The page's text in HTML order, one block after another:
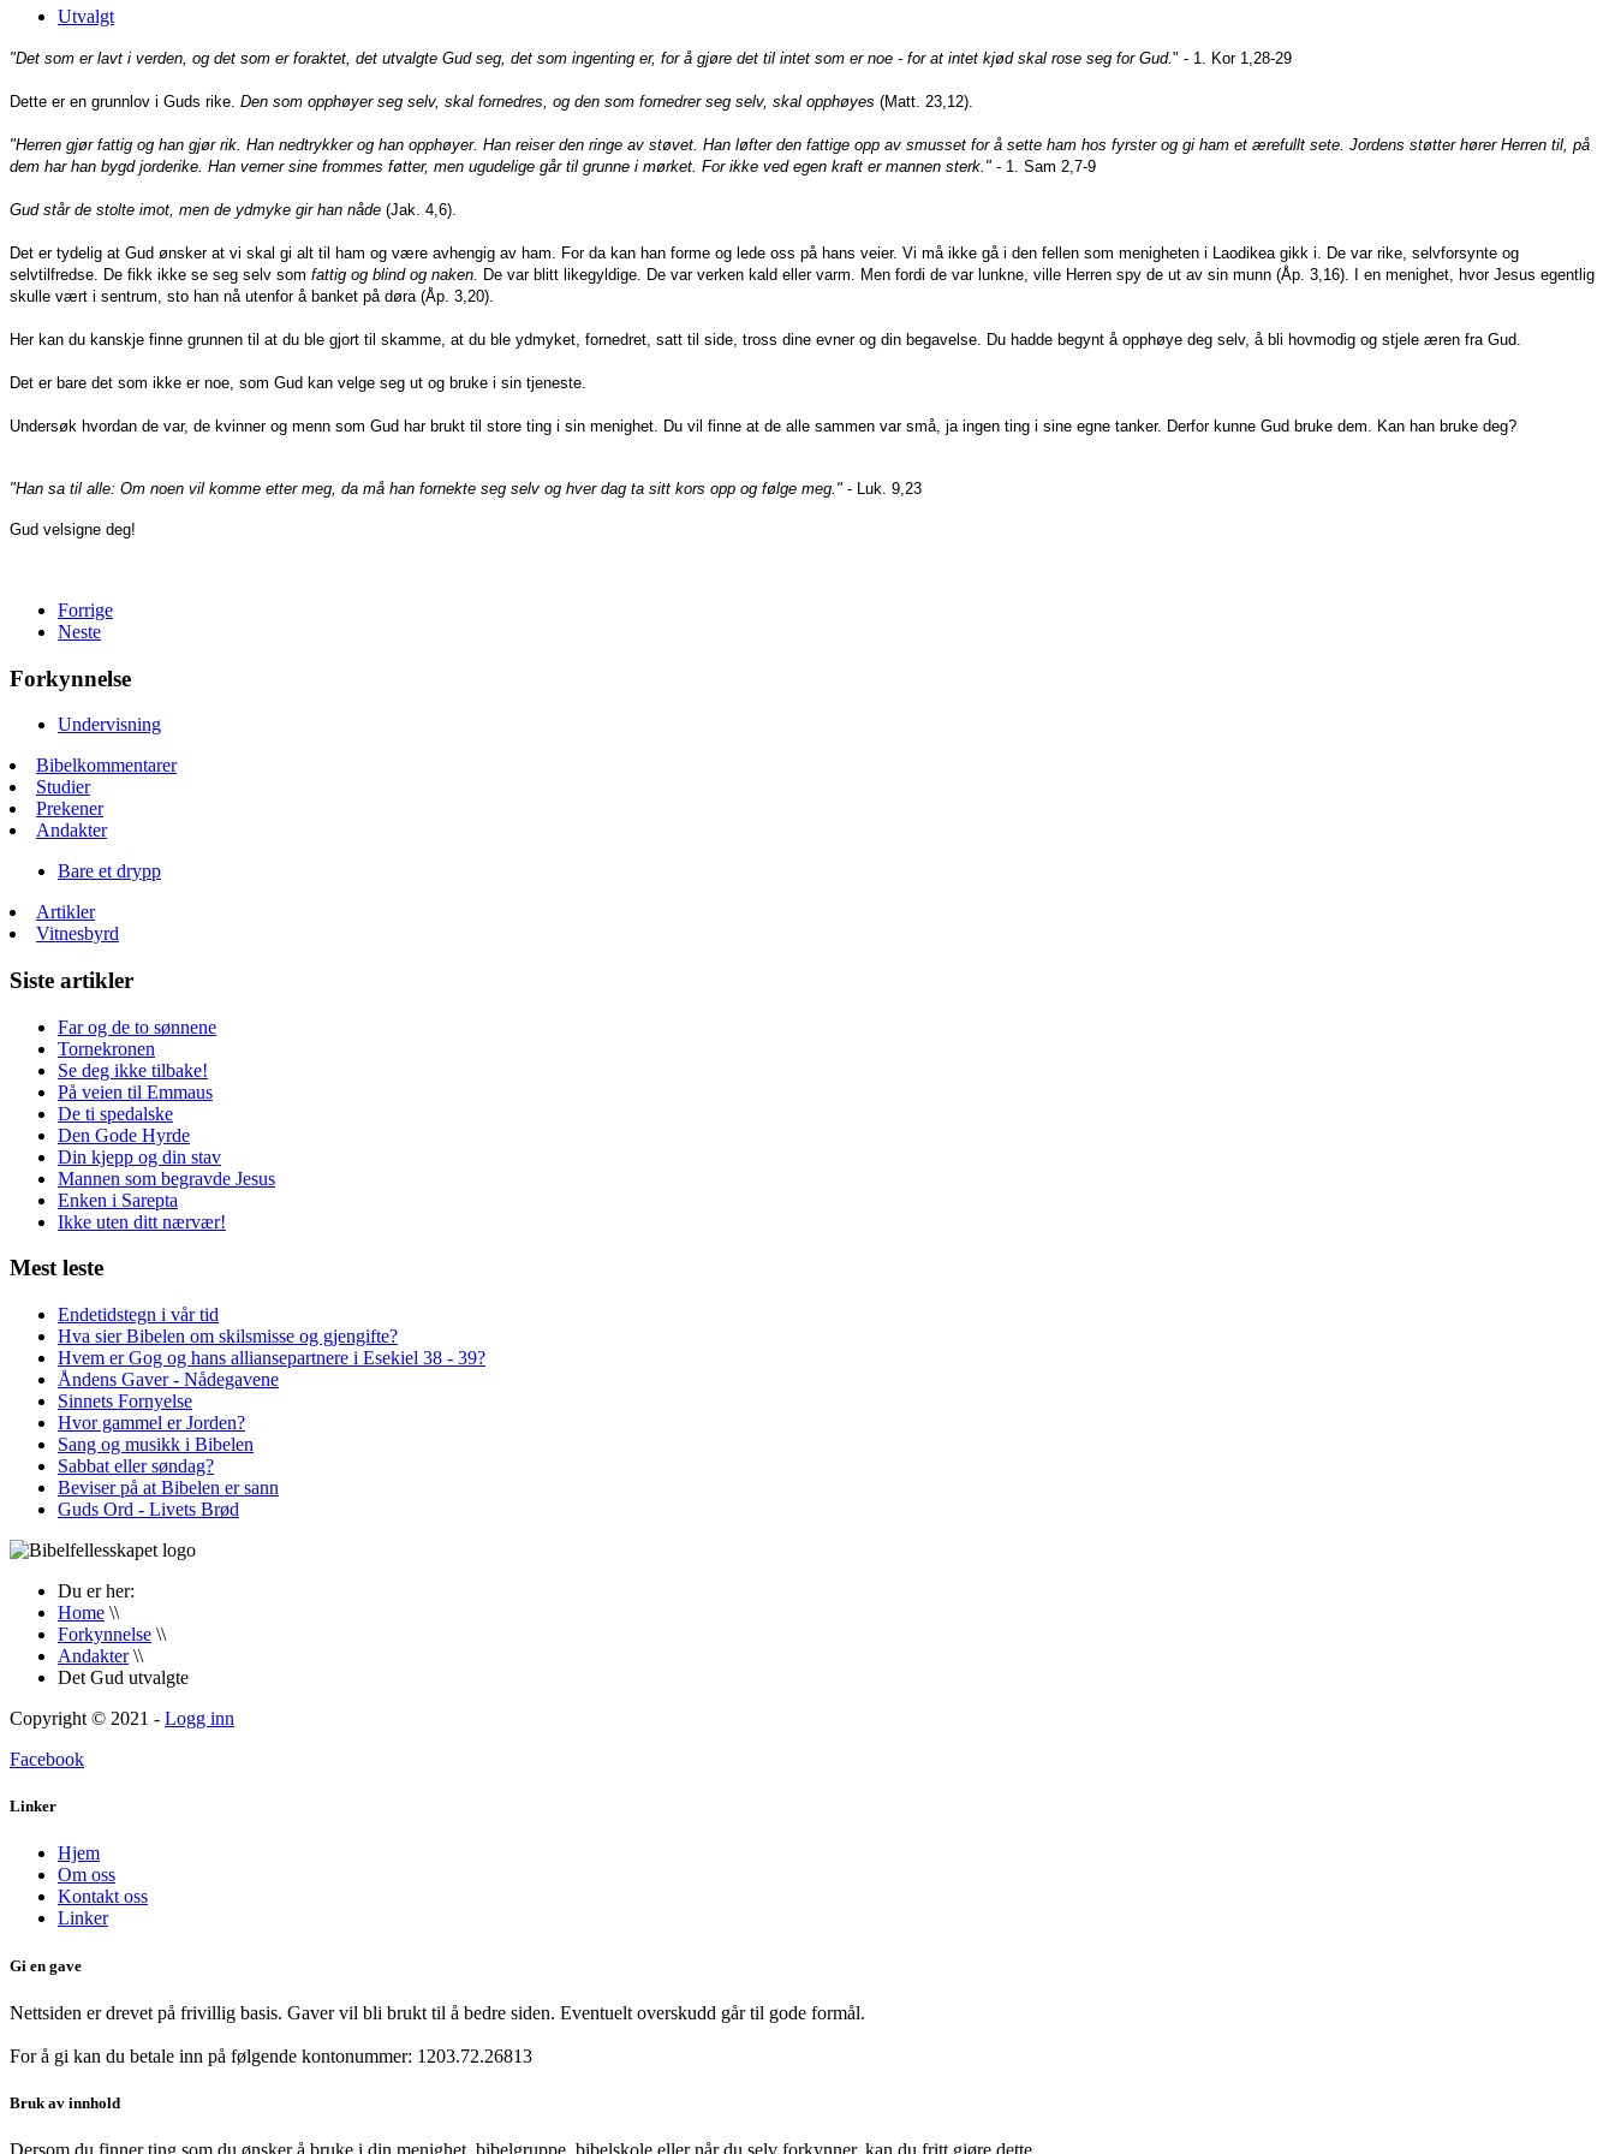
Utvalgt
"Det som er lavt i verden, og det som er foraktet, det utvalgte Gud seg, det som ingenting er, for å gjøre det til intet som er noe - for at intet kjød skal rose seg for Gud. " - 1. Kor 1,28-29
Dette er en grunnlov i Guds rike. Den som opphøyer seg selv, skal fornedres, og den som fornedrer seg selv, skal opphøyes (Matt. 23,12).
"Herren gjør fattig og han gjør rik. Han nedtrykker og han opphøyer. Han reiser den ringe av støvet. Han løfter den fattige opp av smusset for å sette ham hos fyrster og gi ham et ærefullt sete. Jordens støtter hører Herren til, på
dem har han bygd jorderike. Han verner sine frommes føtter, men ugudelige går til grunne i mørket. For ikke ved egen kraft er mannen sterk." - 1. Sam 2,7-9
Gud står de stolte imot, men de ydmyke gir han nåde (Jak. 4,6).
Det er tydelig at Gud ønsker at vi skal gi alt til ham og være avhengig av ham. For da kan han forme og lede oss på hans veier. Vi må ikke gå i den fellen som menigheten i Laodikea gikk i. De var rike, selvforsynte og
selvtilfredse. De fikk ikke se seg selv som fattig og blind og naken.
De var blitt likegyldige. De var verken kald eller varm. Men fordi de var lunkne, ville Herren spy de ut av sin munn (Åp. 3,16). I en menighet, hvor Jesus egentlig
skulle vært i sentrum, sto han nå utenfor å banket på døra (Åp. 3,20).
Her kan du kanskje finne grunnen til at du ble gjort til skamme, at du ble ydmyket, fornedret, satt til side, tross dine evner og din begavelse. Du hadde begynt å opphøye deg selv, å bli hovmodig og stjele æren fra Gud.
Det er bare det som ikke er noe, som Gud kan velge seg ut og bruke i sin tjeneste.
Undersøk hvordan de var, de kvinner og menn som Gud har brukt til store ting i sin menighet. Du vil finne at de alle sammen var små, ja ingen ting i sine egne tanker. Derfor kunne Gud bruke dem. Kan han bruke deg?
"Han sa til alle: Om noen vil komme etter meg, da må han fornekte seg selv og hver dag ta sitt kors opp og følge meg." - Luk. 9,23
Gud velsigne deg!
Forrige
Neste
Forkynnelse
Undervisning
Bibelkommentarer
Studier
Prekener
Andakter
Bare et drypp
Artikler
Vitnesbyrd
Siste artikler
Far og de to sønnene
Tornekronen
Se deg ikke tilbake!
På veien til Emmaus
De ti spedalske
Den Gode Hyrde
Din kjepp og din stav
Mannen som begravde Jesus
Enken i Sarepta
Ikke uten ditt nærvær!
Mest leste
Endetidstegn i vår tid
Hva sier Bibelen om skilsmisse og gjengifte?
Hvem er Gog og hans alliansepartnere i Esekiel 38 - 39?
Åndens Gaver - Nådegavene
Sinnets Fornyelse
Hvor gammel er Jorden?
Sang og musikk i Bibelen
Sabbat eller søndag?
Beviser på at Bibelen er sann
Guds Ord - Livets Brød
Du er her:
Home \\
Forkynnelse \\
Andakter \\
Det Gud utvalgte
Copyright © 2021 - Logg inn
Facebook
Linker
Hjem
Om oss
Kontakt oss
Linker
Gi en gave
Nettsiden er drevet på frivillig basis. Gaver vil bli brukt til å bedre siden. Eventuelt overskudd går til gode formål.
For å gi kan du betale inn på følgende kontonummer: 1203.72.26813
Bruk av innhold